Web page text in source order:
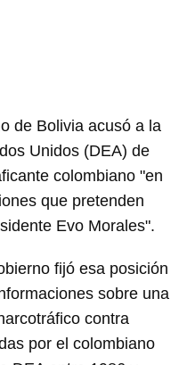
de Bolivia acusó a la
Unidos (DEA) de
colombiano "en
que pretenden
Evo Morales".
fijó esa posición
sobre una
contra
por el colombiano